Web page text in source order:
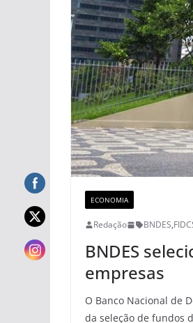
ECONOMIA
Redação BNDES,
BNDES
empresas
O Banco Nacional de
da seleção de fundos